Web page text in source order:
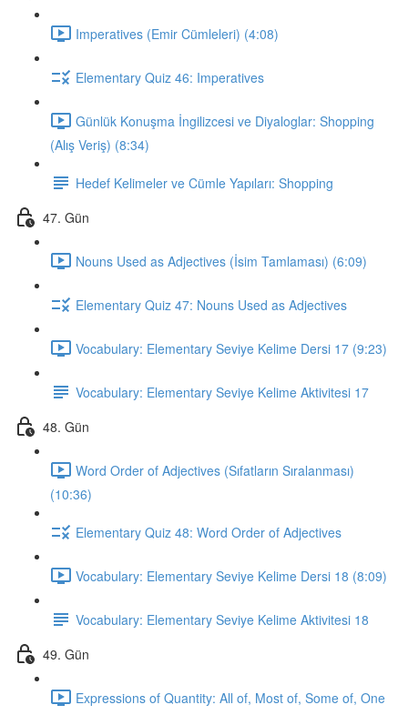
Imperatives (Emir Cümleleri) (4:08)
Elementary Quiz 46: Imperatives
Günlük Konuşma İngilizcesi ve Diyaloglar: Shopping
(Alış Veriş) (8:34)
Hedef Kelimeler ve Cümle Yapıları: Shopping
47. Gün
Nouns Used as Adjectives (İsim Tamlaması) (6:09)
Elementary Quiz 47: Nouns Used as Adjectives
Vocabulary: Elementary Seviye Kelime Dersi 17 (9:23)
Vocabulary: Elementary Seviye Kelime Aktivitesi 17
48. Gün
Word Order of Adjectives (Sıfatların Sıralanması)
(10:36)
Elementary Quiz 48: Word Order of Adjectives
Vocabulary: Elementary Seviye Kelime Dersi 18 (8:09)
Vocabulary: Elementary Seviye Kelime Aktivitesi 18
49. Gün
Expressions of Quantity: All of, Most of, Some of, One